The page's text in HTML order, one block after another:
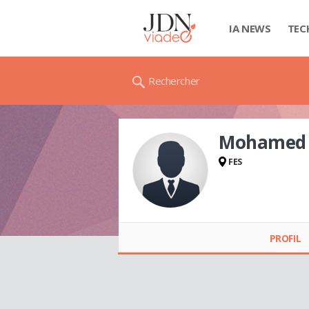
IA NEWS
Rechercher
Mohamed
FES
PROFIL